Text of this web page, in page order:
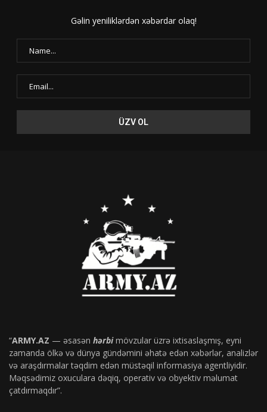
Gəlin yeniliklərdən xəbərdar olaq!
“ARMY.AZ — əsasən hərbimövzular üzrə ixtisaslaşmış, eyni
zamanda ölkə və dünya gündəmini əhatə edən xəbərlər, analizlər
və araşdırmalar təqdim edən müstəqil informasiya agentliyidir.
Məqsədimiz oxuculara dəqiq, operativ və obyektiv məlumat
çatdırmaqdır”.